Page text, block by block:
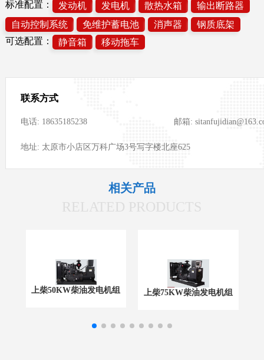
标准配置： 发动机 发电机 散热水箱
输出断路器
自动控制系统
免维护蓄电池 消声器
钢质底架
可选配置：
静音箱 移动拖车
联系方式
电话: 18635185238 邮箱:
地址: 太原市小店区万科广场3号写字楼北座625
相关产品
上柴50KW柴油发电机组 上柴75KW柴油发电机组